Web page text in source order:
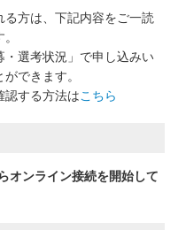
る方は、下記内容をご一読
選考状況」で申し込みい
できます。
認する方法はこちら
オンライン接続を開始して